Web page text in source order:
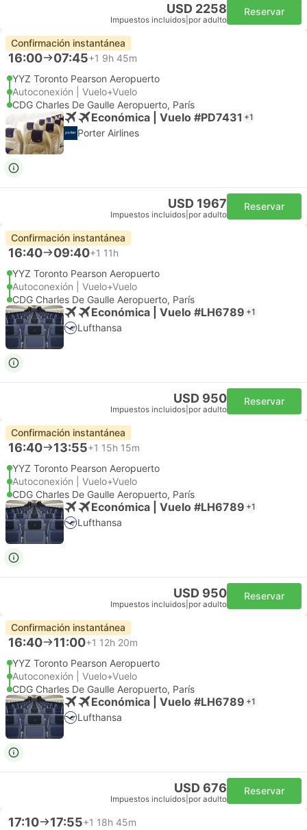
USD 2258
Impuestos incluidos por adulto
Reservar
Confirmación instantánea
16:00 07:45+1 9h 45m
YYZ Toronto Pearson Aeropuerto
Autoconexión | Vuelo+Vuelo
CDG Charles De Gaulle Aeropuerto, París
Económica | Vuelo #PD7431 +1
Porter Airlines
USD 1967
Impuestos incluidos por adulto
Reservar
Confirmación instantánea
16:40 09:40+1 11h
YYZ Toronto Pearson Aeropuerto
Autoconexión | Vuelo+Vuelo
CDG Charles De Gaulle Aeropuerto, París
Económica | Vuelo #LH6789 +1
Lufthansa
USD 950
Impuestos incluidos por adulto
Reservar
Confirmación instantánea
16:40 13:55+1 15h 15m
YYZ Toronto Pearson Aeropuerto
Autoconexión | Vuelo+Vuelo
CDG Charles De Gaulle Aeropuerto, París
Económica | Vuelo #LH6789 +1
Lufthansa
USD 950
Impuestos incluidos por adulto
Reservar
Confirmación instantánea
16:40 11:00+1 12h 20m
YYZ Toronto Pearson Aeropuerto
Autoconexión | Vuelo+Vuelo
CDG Charles De Gaulle Aeropuerto, París
Económica | Vuelo #LH6789 +1
Lufthansa
USD 676
Impuestos incluidos por adulto
Reservar
17:10 17:55+1 18h 45m